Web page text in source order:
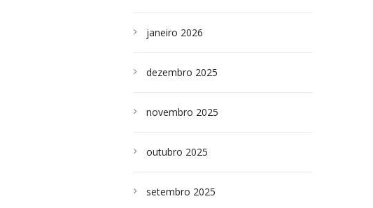
janeiro 2026
dezembro 2025
novembro 2025
outubro 2025
setembro 2025